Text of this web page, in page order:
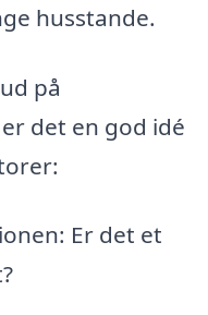
husstande.
på
det en god idé
Er det et